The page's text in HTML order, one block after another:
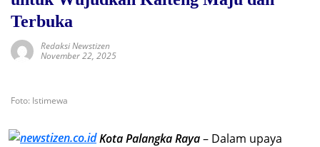
Terbuka
Redaksi Newstizen
November 22, 2025
Foto: Istimewa
Kota Palangka Raya– Dalam upaya